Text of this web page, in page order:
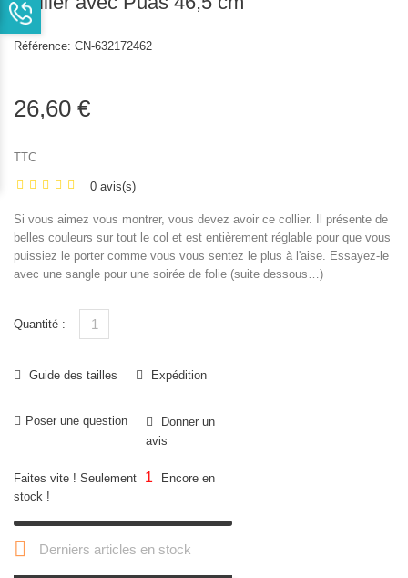
Référence: CN-632172462
26,60 €
TTC
0 avis(s)
Si vous aimez vous montrer, vous devez avoir ce collier. Il présente de
belles couleurs sur tout le col et est entièrement réglable pour que vous
puissiez le porter comme vous vous sentez le plus à l'aise. Essayez-le
avec une sangle pour une soirée de folie (suite dessous…)
Quantité :
Guide des tailles Expédition
Poser une question
Donner un
avis
Faites vite ! Seulement 1
Encore en
stock !
 Derniers articles en stock